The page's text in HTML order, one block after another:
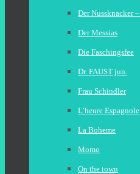
Der Nussknacker
Der Messias
Die Faschingsfee
Dr. FAUST jun.
Frau Schindler
L’heure Espagnole
La Boheme
Momo
On the town